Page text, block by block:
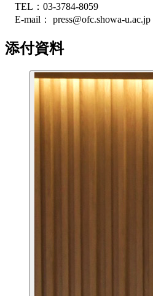
TEL：03-3784-8059
E-mail： press@ofc.showa-u.ac.jp
添付資料